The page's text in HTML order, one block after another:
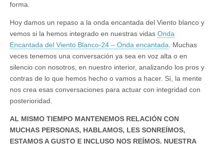
forma.
Hoy damos un repaso a la onda encantada del Viento blanco y
vemos si la hemos integrado en nuestras vidas Onda
Encantada del Viento Blanco-24 – Onda encantada. Muchas
veces tenemos una conversación ya sea en voz alta o en
silencio con nosotros, en nuestro interior, analizando los pros y
contras de lo que hemos hecho o vamos a hacer. Sí, la mente
nos crea esas conversaciones para actuar con integridad con
posterioridad.
AL MISMO TIEMPO MANTENEMOS RELACIÓN CON
MUCHAS PERSONAS, HABLAMOS, LES SONREÍMOS,
ESTAMOS A GUSTO E INCLUSO NOS REÍMOS. NUESTRA